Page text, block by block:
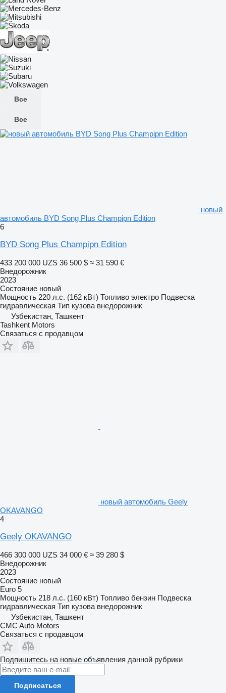
Все
Все
новый
автомобиль BYD Song Plus Champipn Edition
6
BYD Song Plus Champipn Edition
433 200 000 UZS 36 500 $ ≈ 31 590 €
Внедорожник
2023
Состояние новый
Мощность 220 л.с. (162 кВт) Топливо электро Подвеска
гидравлическая Тип кузова внедорожник
Узбекистан, Ташкент
Tashkent Motors
Связаться с продавцом
новый автомобиль Geely
OKAVANGO
4
Geely OKAVANGO
466 300 000 UZS 34 000 € ≈ 39 280 $
Внедорожник
2023
Состояние новый
Euro 5
Мощность 218 л.с. (160 кВт) Топливо бензин Подвеска
гидравлическая Тип кузова внедорожник
Узбекистан, Ташкент
CMC Auto Motors
Связаться с продавцом
Подпишитесь на новые объявления данной рубрики
Подписаться